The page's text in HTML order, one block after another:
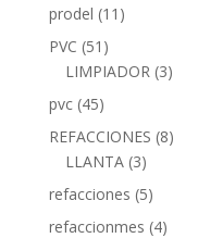
prodel (11)
PVC (51)
LIMPIADOR (3)
pvc (45)
REFACCIONES (8)
LLANTA (3)
refacciones (5)
refaccionmes (4)